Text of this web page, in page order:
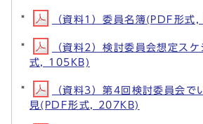
（資料1）委員名簿(PDF形式
（資料2）検討委員会想定ス
式, 105KB)
（資料3）第4回検討委員会で
見(PDF形式, 207KB)